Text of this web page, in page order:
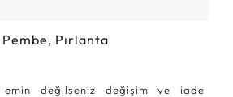
Pırlanta
emin değilseniz değişim ve iade